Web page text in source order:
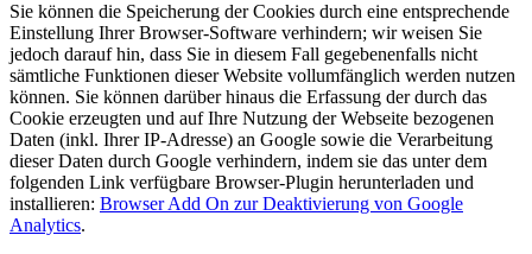
Sie können die Speicherung der Cookies durch eine entsprechende
Einstellung Ihrer Browser-Software verhindern; wir weisen Sie
jedoch darauf hin, dass Sie in diesem Fall gegebenenfalls nicht
sämtliche Funktionen dieser Website vollumfänglich werden nutzen
können. Sie können darüber hinaus die Erfassung der durch das
Cookie erzeugten und auf Ihre Nutzung der Webseite bezogenen
Daten (inkl. Ihrer IP-Adresse) an Google sowie die Verarbeitung
dieser Daten durch Google verhindern, indem sie das unter dem
folgenden Link verfügbare Browser-Plugin herunterladen und
installieren: Browser Add On zur Deaktivierung von Google
Analytics.